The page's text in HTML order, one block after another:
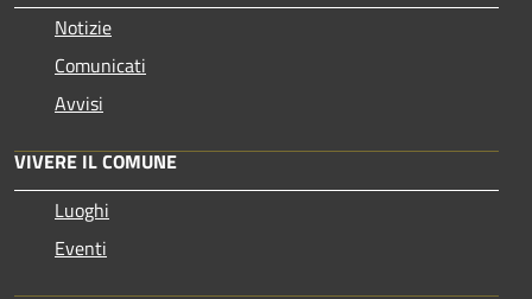
Notizie
Comunicati
Avvisi
VIVERE IL COMUNE
Luoghi
Eventi